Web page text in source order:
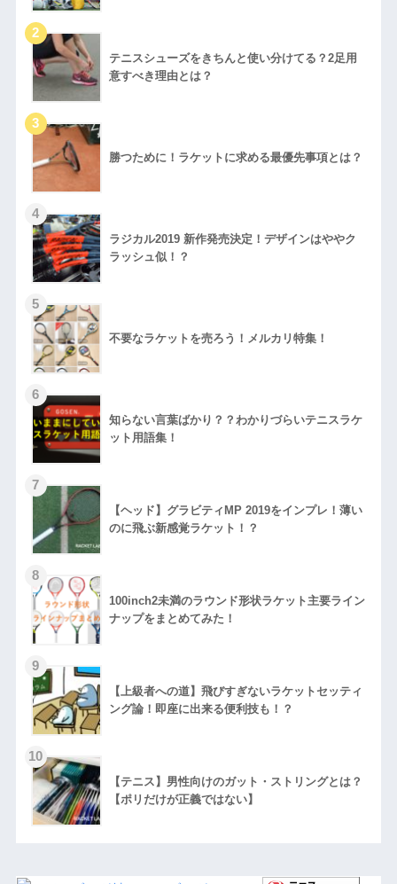
テニスシューズをきちんと使い分けてる？2足用
意すべき理由とは？
勝つために！ラケットに求める最優先事項とは？
ラジカル2019 新作発売決定！デザインはややク
ラッシュ似！？
不要なラケットを売ろう！メルカリ特集！
知らない言葉ばかり？？わかりづらいテニスラケ
ット用語集！
【ヘッド】グラビティMP 2019をインプレ！薄い
のに飛ぶ新感覚ラケット！？
100inch2未満のラウンド形状ラケット主要ライン
ナップをまとめてみた！
【上級者への道】飛びすぎないラケットセッティ
ング論！即座に出来る便利技も！？
【テニス】男性向けのガット・ストリングとは？
【ポリだけが正義ではない】